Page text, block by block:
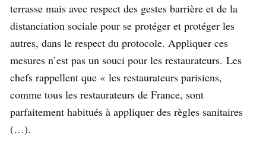
terrasse mais avec respect des gestes barrière et de la
distanciation sociale pour se protéger et protéger les
autres, dans le respect du protocole. Appliquer ces
mesures n’est pas un souci pour les restaurateurs. Les
chefs rappellent que « les restaurateurs parisiens,
comme tous les restaurateurs de France, sont
parfaitement habitués à appliquer des règles sanitaires
(…).